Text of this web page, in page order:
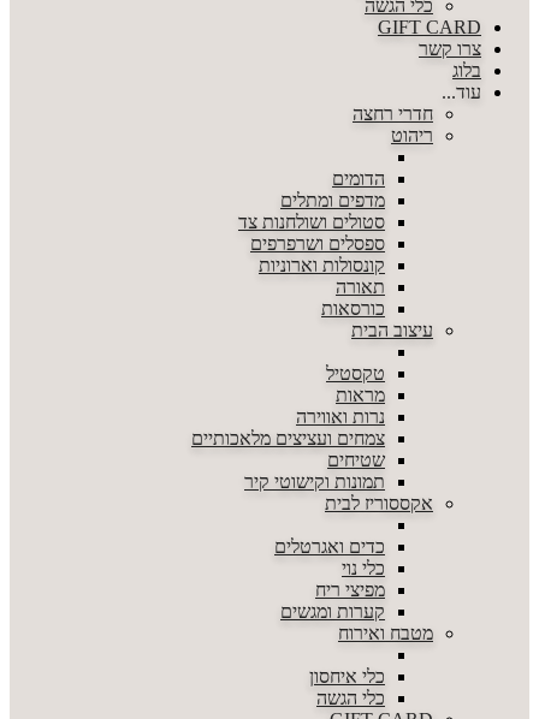
כלי הגשה
GIFT CARD
צרו קשר
בלוג
עוד...
חדרי רחצה
ריהוט
הדומים
מדפים ומתלים
סטולים ושולחנות צד
ספסלים ושרפרפים
קונסולות וארוניות
תאורה
כורסאות
עיצוב הבית
טקסטיל
מראות
נרות ואווירה
צמחים ועציצים מלאכותיים
שטיחים
תמונות וקישוטי קיר
אקססוריז לבית
כדים ואגרטלים
כלי נוי
מפיצי ריח
קערות ומגשים
מטבח ואירוח
כלי איחסון
כלי הגשה